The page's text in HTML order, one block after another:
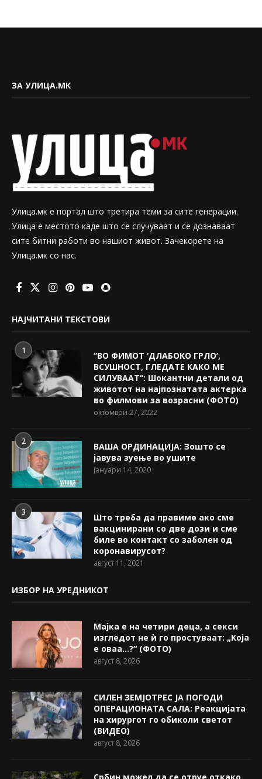
ЗА УЛИЦА.МК
Улица.мк е портал што третира теми за сите генерации.
Улица е местото каде што се случуваат и се дознаваат
сите битни работи во нашиот живот. Зачекорете на
Улица.мк со нас.
НАЈЧИТАНИ ТЕКСТОВИ
1
“ВО ФИМОТ ‘ДЛАБОКО ГРЛО’,
ВСУШНОСТ, ГЛЕДАТЕ КАКО МЕ
СИЛУВААТ“: Шокантни детали од
животот на најпознатата актерка
во филмови за возрасни (ФОТО)
октомври 27, 2022
2
ВАША ОРДИНАЦИЈА: Зошто се
јавува зуење во ушите
јануари 14, 2020
3
Што треба да правиме ако сме
вакцинирани со две дози и сме
биле во контакт со заболен од
коронавирусот?
август 11, 2021
ИЗБОР НА УРЕДНИКОТ
Мајка е на четири деца, а секси
изгледот не ѝ го простуваат: „Која
е оваа…?“ (ФОТО)
август 8, 2026
СИЛЕН ЗЕМЈОТРЕС ЈА ПОГОДИ
ОПЕРАЦИОНАТА САЛА: Реакцијата
на хирургот го обиколи светот
(ВИДЕО)
август 8, 2026